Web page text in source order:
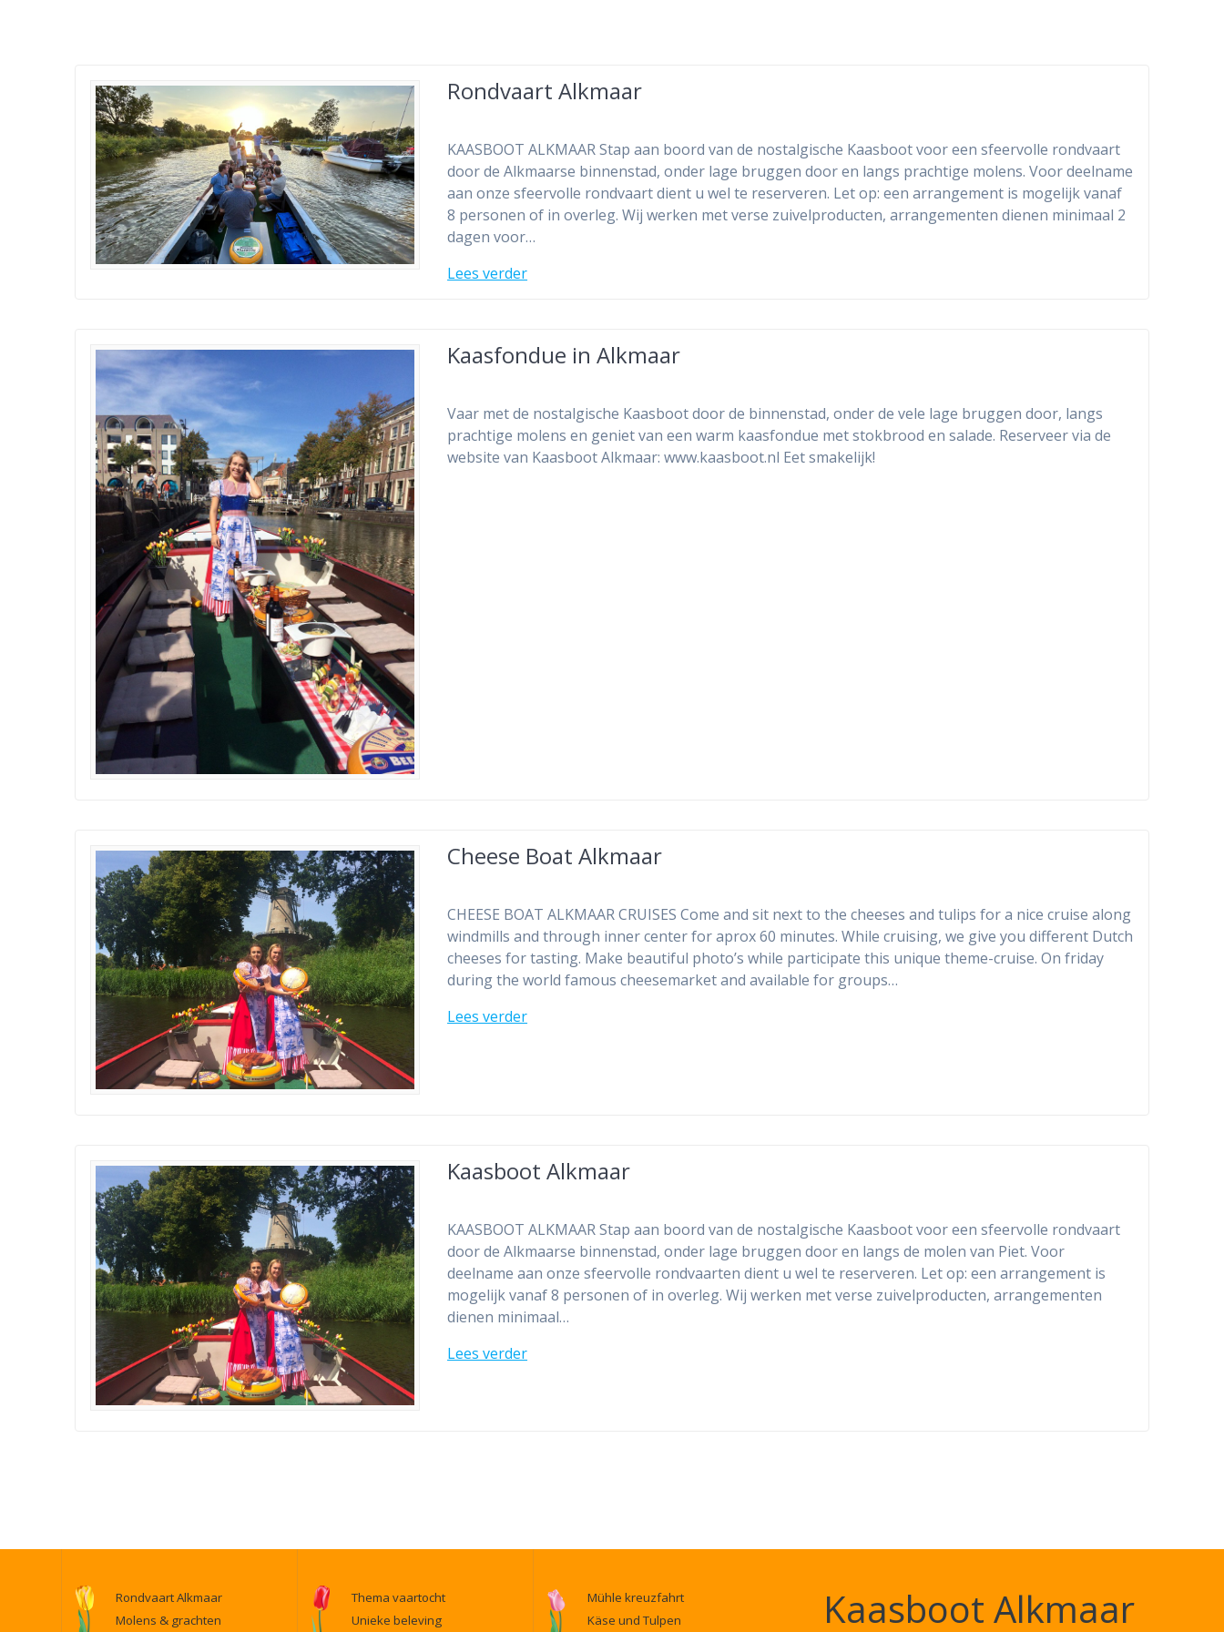
Rondvaart Alkmaar
KAASBOOT ALKMAAR Stap aan boord van de nostalgische Kaasboot voor een sfeervolle rondvaart
door de Alkmaarse binnenstad, onder lage bruggen door en langs prachtige molens. Voor deelname
aan onze sfeervolle rondvaart dient u wel te reserveren. Let op: een arrangement is mogelijk vanaf
8 personen of in overleg. Wij werken met verse zuivelproducten, arrangementen dienen minimaal 2
dagen voor…
Lees verder
Kaasfondue in Alkmaar
Vaar met de nostalgische Kaasboot door de binnenstad, onder de vele lage bruggen door, langs
prachtige molens en geniet van een warm kaasfondue met stokbrood en salade. Reserveer via de
website van Kaasboot Alkmaar: www.kaasboot.nl Eet smakelijk!
Cheese Boat Alkmaar
CHEESE BOAT ALKMAAR CRUISES Come and sit next to the cheeses and tulips for a nice cruise along
windmills and through inner center for aprox 60 minutes. While cruising, we give you different Dutch
cheeses for tasting. Make beautiful photo’s while participate this unique theme-cruise. On friday
during the world famous cheesemarket and available for groups…
Lees verder
Kaasboot Alkmaar
KAASBOOT ALKMAAR Stap aan boord van de nostalgische Kaasboot voor een sfeervolle rondvaart
door de Alkmaarse binnenstad, onder lage bruggen door en langs de molen van Piet. Voor
deelname aan onze sfeervolle rondvaarten dient u wel te reserveren. Let op: een arrangement is
mogelijk vanaf 8 personen of in overleg. Wij werken met verse zuivelproducten, arrangementen
dienen minimaal…
Lees verder
Rondvaart Alkmaar
Molens & grachten
Thema vaartocht
Unieke beleving
Mühle kreuzfahrt
Käse und Tulpen
Kaasboot Alkmaar